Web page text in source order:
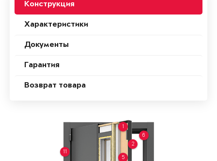
Конструкция
Характеристики
Документы
Гарантия
Возврат товара
1
2
5
6
11